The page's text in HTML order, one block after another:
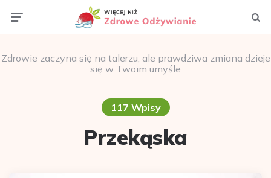
Zdrowie zaczyna się na talerzu, ale prawdziwa zmiana dzieje
się w Twoim umyśle
117 Wpisy
Przekąska